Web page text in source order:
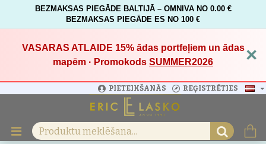
BEZMAKSAS PIEGĀDE BALTIJĀ – OMNIVA NO 0.00 €
BEZMAKSAS PIEGĀDE ES NO 100 €
VASARAS ATLAIDE 15%ādas portfeļiem un ādas
mapēm · Promokods SUMMER2026 ×
PIETEIKŠANĀS REĢISTRĒTIES